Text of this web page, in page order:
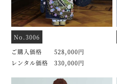
No.3006
ご購入価格 528,000円
レンタル価格 330,000円